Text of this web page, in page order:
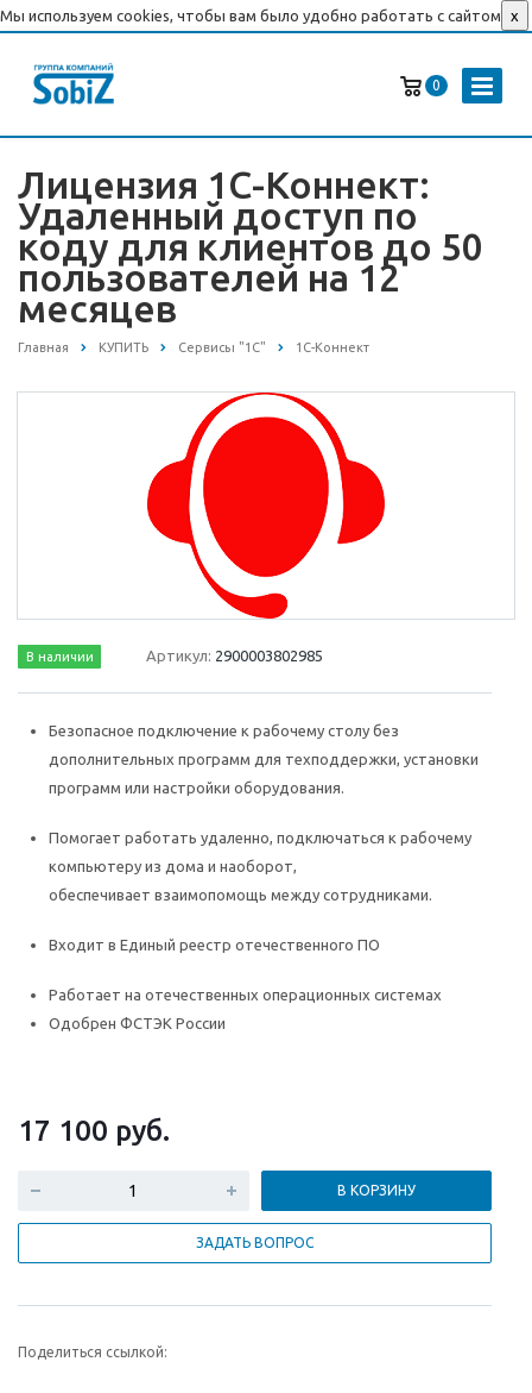
Мы используем cookies, чтобы вам было удобно работать с сайтом x
0
Лицензия 1С-Коннект:
Удаленный доступ по
коду для клиентов до 50
пользователей на 12
месяцев
Главная КУПИТЬ Сервисы "1С" 1С-Коннект
В наличии Артикул: 2900003802985
Безопасное подключение к рабочему столу без
дополнительных программ для техподдержки, установки
программ или настройки оборудования.
Помогает работать удаленно, подключаться к рабочему
компьютеру из дома и наоборот,
обеспечивает взаимопомощь между сотрудниками.
Входит в Единый реестр отечественного ПО
Работает на отечественных операционных системах
Одобрен ФСТЭК России
17 100 руб.
В КОРЗИНУ
ЗАДАТЬ ВОПРОС
Поделиться ссылкой: